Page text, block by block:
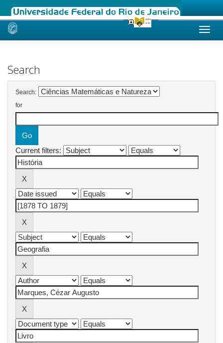
Skip
Search
Search:
for
Current filters: